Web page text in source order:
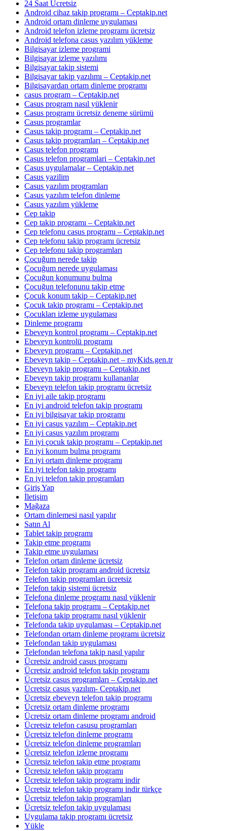
24 Saat Ücretsiz
Android cihaz takip programı – Ceptakip.net
Android ortam dinleme uygulaması
Android telefon izleme programı ücretsiz
Android telefona casus yazılım yükleme
Bilgisayar izleme programi
Bilgisayar izleme yazılımı
Bilgisayar takip sistemi
Bilgisayar takip yazılımı – Ceptakip.net
Bilgisayardan ortam dinleme programı
casus program – Ceptakip.net
Casus program nasıl yüklenir
Casus programı ücretsiz deneme sürümü
Casus programlar
Casus takip programı – Ceptakip.net
Casus takip programları – Ceptakip.net
Casus telefon programı
Casus telefon programlari – Ceptakip.net
Casus uygulamalar – Ceptakip.net
Casus yazilim
Casus yazılım programları
Casus yazılım telefon dinleme
Casus yazılım yükleme
Cep takip
Cep takip programı – Ceptakip.net
Cep telefonu casus programı – Ceptakip.net
Cep telefonu takip programı ücretsiz
Cep telefonu takip programları
Çocuğum nerede takip
Çocuğum nerede uygulaması
Çocuğun konumunu bulma
Çocuğun telefonunu takip etme
Çocuk konum takip – Ceptakip.net
Çocuk takip programı – Ceptakip.net
Çocukları izleme uygulaması
Dinleme programı
Ebeveyn kontrol programı – Ceptakip.net
Ebeveyn kontrolü programı
Ebeveyn programı – Ceptakip.net
Ebeveyn takip – Ceptakip.net – myKids.gen.tr
Ebeveyn takip programı – Ceptakip.net
Ebeveyn takip programı kullananlar
Ebeveyn telefon takip programı ücretsiz
En iyi aile takip programı
En iyi android telefon takip programı
En iyi bilgisayar takip programı
En iyi casus yazılım – Ceptakip.net
En iyi casus yazılım programı
En iyi çocuk takip programı – Ceptakip.net
En iyi konum bulma programı
En iyi ortam dinleme programı
En iyi telefon takip programı
En iyi telefon takip programları
Giriş Yap
İletişim
Mağaza
Ortam dinlemesi nasıl yapılır
Satın Al
Tablet takip programı
Takip etme programı
Takip etme uygulaması
Telefon ortam dinleme ücretsiz
Telefon takip programı android ücretsiz
Telefon takip programları ücretsiz
Telefon takip sistemi ücretsiz
Telefona dinleme programı nasıl yüklenir
Telefona takip programı – Ceptakip.net
Telefona takip programı nasıl yüklenir
Telefonda takip uygulaması – Ceptakip.net
Telefondan ortam dinleme programı ücretsiz
Telefondan takip uygulaması
Telefondan telefona takip nasıl yapılır
Ücretsiz android casus programı
Ücretsiz android telefon takip programı
Ücretsiz casus programları – Ceptakip.net
Ücretsiz casus yazılım- Ceptakip.net
Ücretsiz ebeveyn telefon takip programı
Ücretsiz ortam dinleme programı
Ücretsiz ortam dinleme programı android
Ücretsiz telefon casusu programları
Ücretsiz telefon dinleme programı
Ücretsiz telefon dinleme programları
Ücretsiz telefon izleme programı
Ücretsiz telefon takip etme programı
Ücretsiz telefon takip programı
Ücretsiz telefon takip programı indir
Ücretsiz telefon takip programı indir türkçe
Ücretsiz telefon takip programları
Ücretsiz telefon takip uygulaması
Uygulama takip programı ücretsiz
Yükle